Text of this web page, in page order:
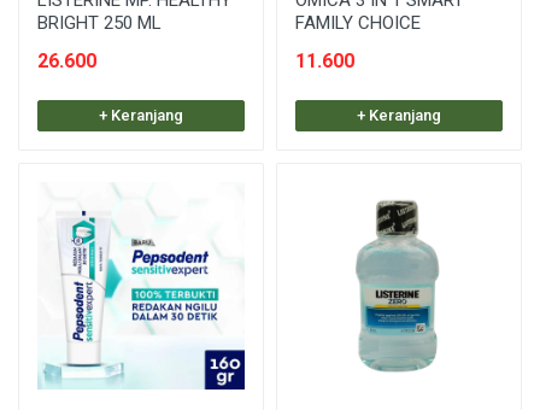
BRIGHT 250 ML
26.600
+ Keranjang
FAMILY CHOICE
11.600
+ Keranjang